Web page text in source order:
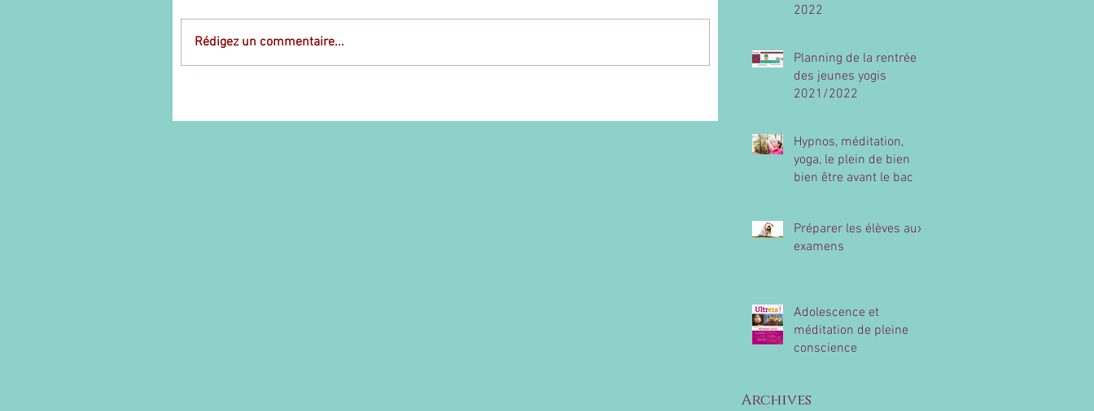
Rédigez un commentaire...
2022
Planning de la rentrée
des jeunes yogis
2021/2022
Hypnos, méditation,
yoga, le plein de bien
bien être avant le bac
Préparer les élèves aux
examens
Adolescence et
méditation de pleine
conscience
Archives